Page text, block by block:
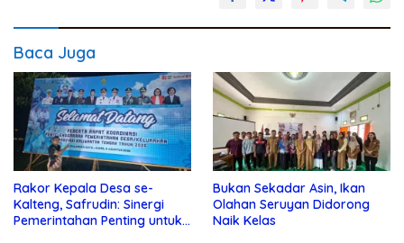
Baca Juga
Rakor Kepala Desa se-
Kalteng, Safrudin: Sinergi
Pemerintahan Penting untuk
Bukan Sekadar Asin, Ikan
Olahan Seruyan Didorong
Naik Kelas